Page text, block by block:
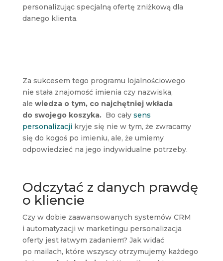
personalizując specjalną ofertę zniżkową dla
danego klienta.
Za sukcesem tego programu lojalnościowego
nie stała znajomość imienia czy nazwiska,
ale wiedza o tym, co najchętniej wkłada
do swojego koszyka.Bo cały sens
personalizacjikryje się nie w tym, że zwracamy
się do kogoś po imieniu, ale, że umiemy
odpowiedzieć na jego indywidualne potrzeby.
Odczytać z danych prawdę
o kliencie
Czy w dobie zaawansowanych systemów CRM
i automatyzacji w marketingu personalizacja
oferty jest łatwym zadaniem? Jak widać
po mailach, które wszyscy otrzymujemy każdego